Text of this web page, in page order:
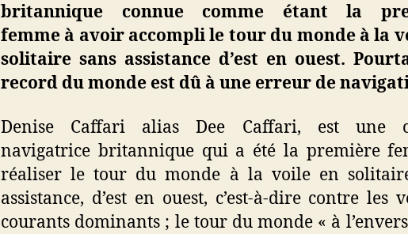
britannique connue comme étant la
femme à avoir accompli le tour du monde à la
solitaire sans assistance d’est en ouest.
record du monde est dû à une erreur de
Denise Caffari alias Dee Caffari, est une
navigatrice britannique qui a été la première
réaliser le tour du monde à la voile en
assistance, d’est en ouest, c’est-à-dire contre les
courants dominants ; le tour du monde « à